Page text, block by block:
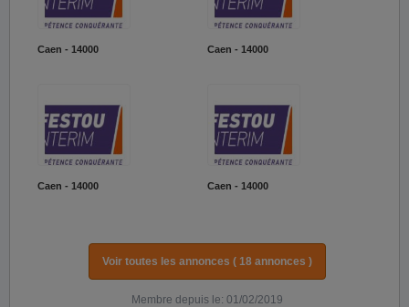
Caen - 14000 Caen - 14000
Caen - 14000 Caen - 14000
Voir toutes les annonces ( 18 annonces )
Membre depuis le: 01/02/2019